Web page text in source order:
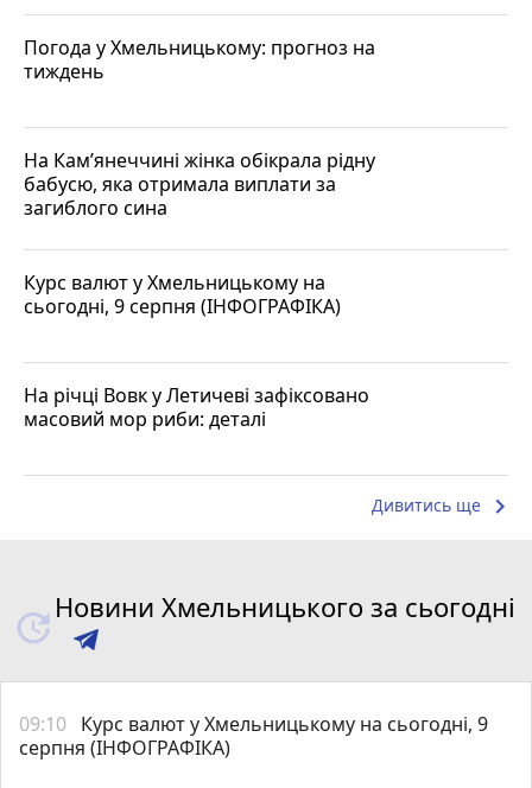
Погода у Хмельницькому: прогноз на
тиждень
На Кам’янеччині жінка обікрала рідну
бабусю, яка отримала виплати за
загиблого сина
Курс валют у Хмельницькому на
сьогодні, 9 серпня (ІНФОГРАФІКА)
На річці Вовк у Летичеві зафіксовано
масовий мор риби: деталі
Дивитись ще keyboard_arrow_right
Новини Хмельницького за сьогодні
09:10 Курс валют у Хмельницькому на сьогодні, 9
серпня (ІНФОГРАФІКА)